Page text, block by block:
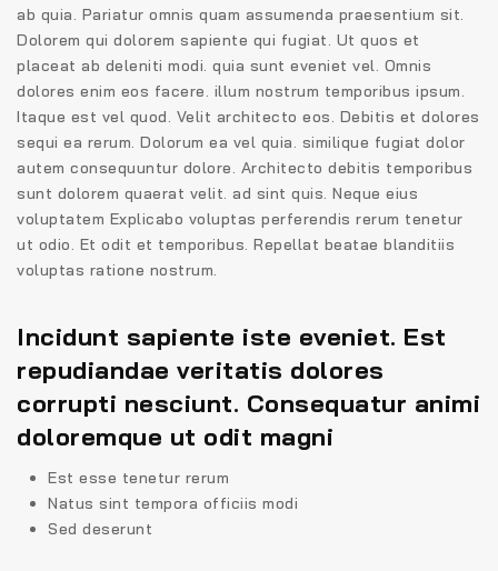
ab quia. Pariatur omnis quam assumenda praesentium sit.
Dolorem qui dolorem sapiente qui fugiat. Ut quos et
placeat ab deleniti modi. quia sunt eveniet vel. Omnis
dolores enim eos facere. illum nostrum temporibus ipsum.
Itaque est vel quod. Velit architecto eos. Debitis et dolores
sequi ea rerum. Dolorum ea vel quia. similique fugiat dolor
autem consequuntur dolore. Architecto debitis temporibus
sunt dolorem quaerat velit. ad sint quis. Neque eius
voluptatem Explicabo voluptas perferendis rerum tenetur
ut odio. Et odit et temporibus. Repellat beatae blanditiis
voluptas ratione nostrum.
Incidunt sapiente iste eveniet. Est
repudiandae veritatis dolores
corrupti nesciunt. Consequatur animi
doloremque ut odit magni
Est esse tenetur rerum
Natus sint tempora officiis modi
Sed deserunt